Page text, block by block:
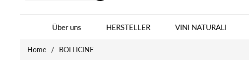
Über uns HERSTELLER VINI NATURALI
Home / BOLLICINE